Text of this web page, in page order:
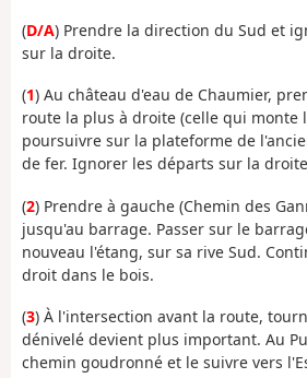
(D/A) Prendre la direction du Sud et
sur la droite.
(1) Au château d'eau de Chaumier,
route la plus à droite (celle qui monte
poursuivre sur la plateforme de
de fer. Ignorer les départs sur la
(2) Prendre à gauche (Chemin des
jusqu'au barrage. Passer sur le
nouveau l'étang, sur sa rive Sud.
droit dans le bois.
(3) À l'intersection avant la route,
dénivelé devient plus important. Au
chemin goudronné et le suivre vers